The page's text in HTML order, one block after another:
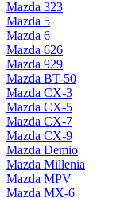
Mazda 323
Mazda 5
Mazda 6
Mazda 626
Mazda 929
Mazda BT-50
Mazda CX-3
Mazda CX-5
Mazda CX-7
Mazda CX-9
Mazda Demio
Mazda Millenia
Mazda MPV
Mazda MX-6